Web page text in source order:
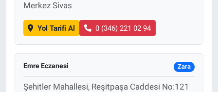
Merkez Sivas
Yol Tarifi Al 0 (346) 221 02 94
Emre Eczanesi Zara
Şehitler Mahallesi, Reşitpaşa Caddesi No:121